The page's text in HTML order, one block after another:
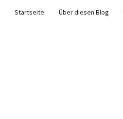
Startseite Über diesen Blog